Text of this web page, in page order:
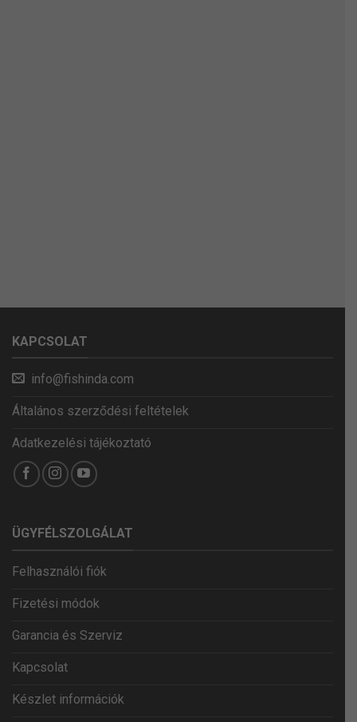
KAPCSOLAT
info@fishinda.com
Általános szerződési feltételek
Adatkezelési tájékoztató
ÜGYFÉLSZOLGÁLAT
Felhasználói fiók
Fizetési módok
Garancia és Szerviz
Kapcsolat
Készlet információk